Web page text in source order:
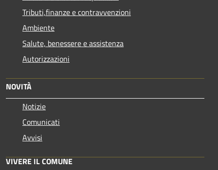
Tributi,finanze e contravvenzioni
Ambiente
Salute, benessere e assistenza
Autorizzazioni
NOVITÀ
Notizie
Comunicati
Avvisi
VIVERE IL COMUNE